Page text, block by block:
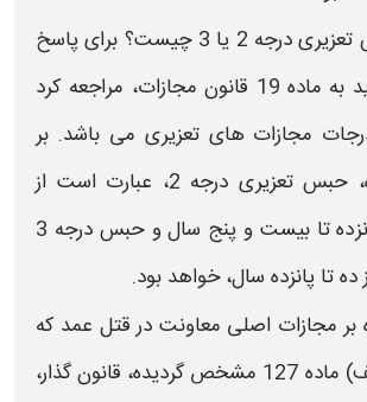
درجه 2 یا 3
چیست؟ برای پاسخ
به این سوال، باید به ماده 19 قانون مجازات، مراجعه کرد
مجازات های تعزیری می باشد. بر
اساس این ماده، حبس تعزیری درجه 2، عبارت است از
حبس بیش از پانزده تا بیست و پنج سال و حبس درجه 3
تا پانزده سال، خواهد بود.
بر مجازات اصلی معاونت در قتل عمد که
به موجب بند (الف) ماده 127 مشخص گردیده، قانون گذار،